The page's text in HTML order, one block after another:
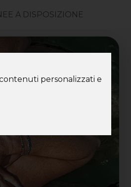
personalizzati e
A DISPOSIZIONE